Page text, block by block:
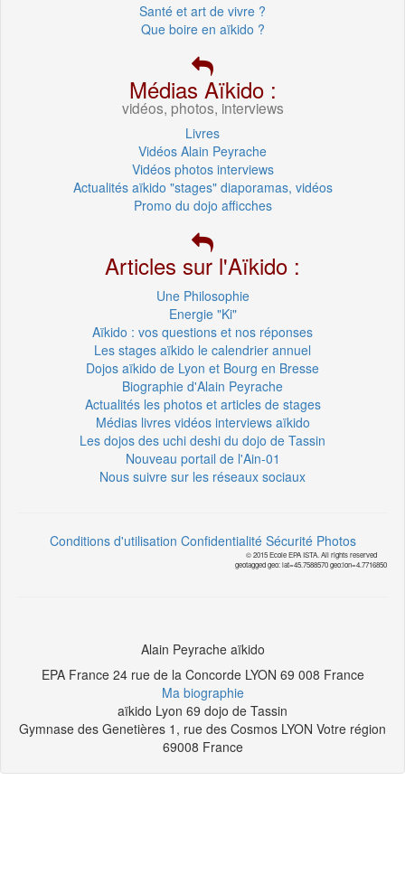
Santé et art de vivre ?
Que boire en aïkido ?
Médias Aïkido :
vidéos, photos, interviews
Livres
Vidéos Alain Peyrache
Vidéos photos interviews
Actualités aïkido "stages" diaporamas, vidéos
Promo du dojo afficches
Articles sur l'Aïkido :
Une Philosophie
Energie "Ki"
Aïkido : vos questions et nos réponses
Les stages aïkido le calendrier annuel
Dojos aïkido de Lyon et Bourg en Bresse
Biographie d'Alain Peyrache
Actualités les photos et articles de stages
Médias livres vidéos interviews aïkido
Les dojos des uchi deshi du dojo de Tassin
Nouveau portail de l'Ain-01
Nous suivre sur les réseaux sociaux
Conditions d'utilisation Confidentialité Sécurité Photos
© 2015 Ecole EPA ISTA. All rights reserved
geotagged geo: lat=45.7588570 geo:lon=4.7716850
Alain Peyrache aïkido
EPA France 24 rue de la Concorde LYON 69 008 France
Ma biographie
aïkido Lyon 69 dojo de Tassin
Gymnase des Genetières 1, rue des Cosmos LYON Votre région
69008 France